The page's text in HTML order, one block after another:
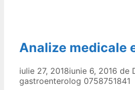
Analize medicale
iulie 27, 2018iunie 6, 2016 de
gastroenterolog 0758751841